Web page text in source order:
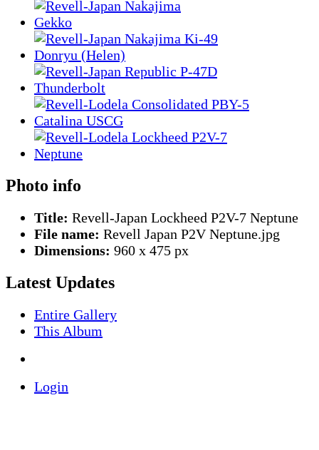
Photo info
Title: Revell-Japan Lockheed P2V-7 Neptune
File name: Revell Japan P2V Neptune.jpg
Dimensions: 960 x 475 px
Latest Updates
Entire Gallery
This Album
Login